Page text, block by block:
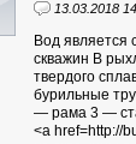
13.03.2018
Вод является
скважин В
твердого
бурильные
— рама 3 —
<a href=http://